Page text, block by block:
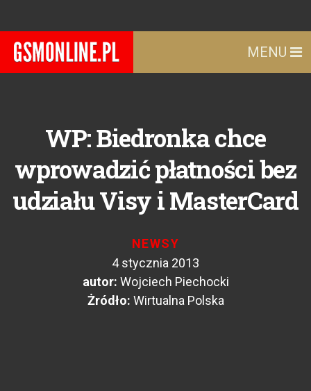
MENU
WP: Biedronka chce
wprowadzić płatności bez
udziału Visy i MasterCard
NEWSY
4 stycznia 2013
autor: Wojciech Piechocki
Żródło: Wirtualna Polska